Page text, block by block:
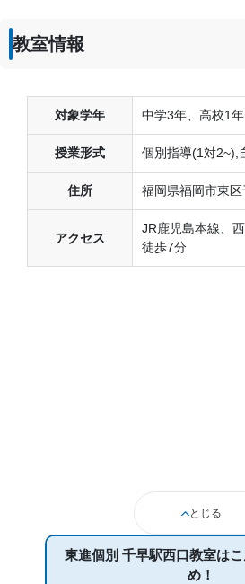
教室情報
対象学年 中学3年、高校1
授業形式 個別指導(1対2~),
住所 福岡県福岡市東
アクセス
JR鹿児島本線、
徒歩7分
とじる
東進個別 千早駅西口教室は
め！